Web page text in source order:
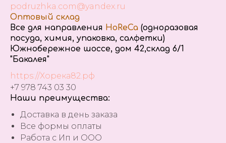
podruzhka.com@yandex.ru
Оптовый склад
Все для направления HoReCa (одноразовая
посуда, химия, упаковка, салфетки)
Южнобережное шоссе, дом 42,склад 6/1
"Бакалея"
https://Хорека82.рф
+7 978 743 03 30
Наши преимущества:
Доставка в день заказа
Все формы оплаты
Работа с Ип и ООО